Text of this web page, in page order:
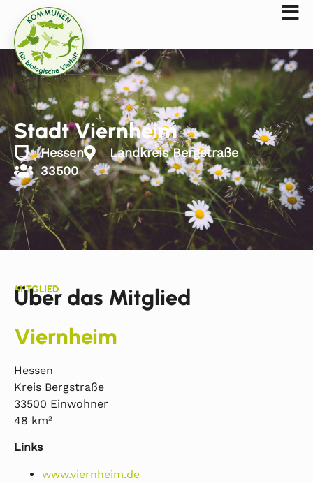
Stadt Viernheim
Hessen
Landkreis Bergstraße
33500
MITGLIED
Über das Mitglied
Viernheim
Hessen
Kreis Bergstraße
33500 Einwohner
48 km²
Links
www.viernheim.de